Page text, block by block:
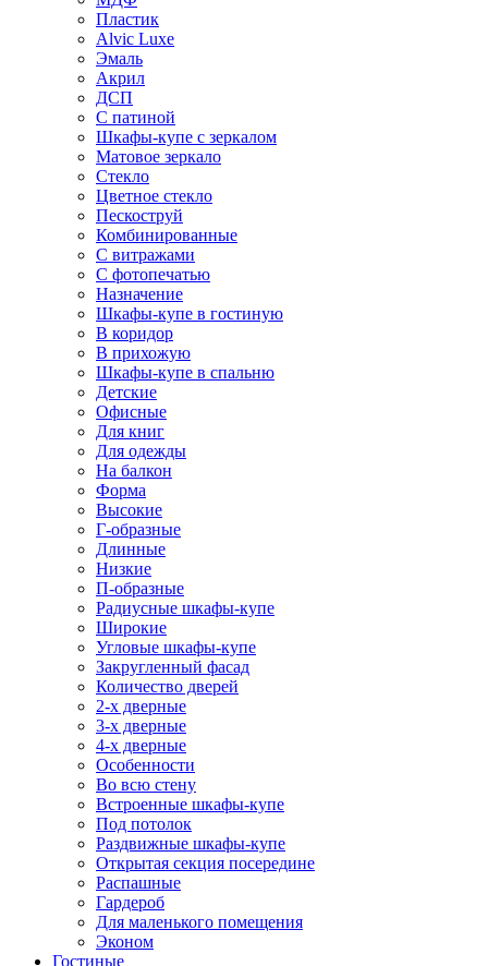
Пластик
Alvic Luxe
Эмаль
Акрил
ДСП
С патиной
Шкафы-купе с зеркалом
Матовое зеркало
Стекло
Цветное стекло
Пескоструй
Комбинированные
С витражами
С фотопечатью
Назначение
Шкафы-купе в гостиную
В коридор
В прихожую
Шкафы-купе в спальню
Детские
Офисные
Для книг
Для одежды
На балкон
Форма
Высокие
Г-образные
Длинные
Низкие
П-образные
Радиусные шкафы-купе
Широкие
Угловые шкафы-купе
Закругленный фасад
Количество дверей
2-х дверные
3-х дверные
4-х дверные
Особенности
Во всю стену
Встроенные шкафы-купе
Под потолок
Раздвижные шкафы-купе
Открытая секция посередине
Распашные
Гардероб
Для маленького помещения
Эконом
Гостиные